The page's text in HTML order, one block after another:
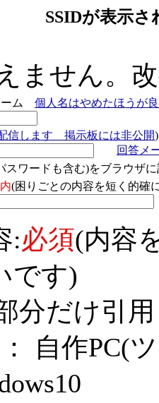
SSIDが表示
ません。
ーム 個人名はやめたほうが
信します 掲示板には非公開)
回答メ
スワードも含む)をブラウザ
(困りごとの内容を短く的
:必須(内容
です)
分だけ引
自作PC(